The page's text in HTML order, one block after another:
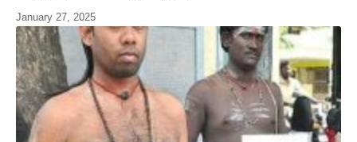
January 27, 2025